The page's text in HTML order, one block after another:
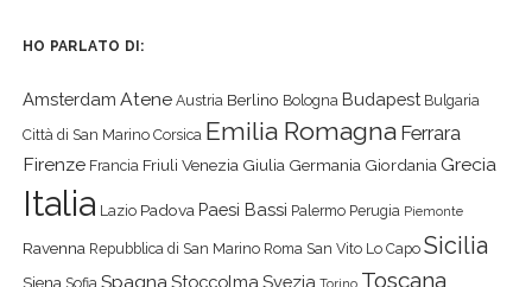
HO PARLATO DI:
Amsterdam Atene Austria Berlino Bologna Budapest Bulgaria
Città di San Marino Corsica Emilia Romagna Ferrara
Firenze Francia Friuli Venezia Giulia Germania Giordania Grecia
Italia Lazio Padova Paesi Bassi Palermo Perugia Piemonte
Ravenna Repubblica di San Marino Roma San Vito Lo Capo Sicilia
Siena Sofia Spagna Stoccolma Svezia Torino Toscana